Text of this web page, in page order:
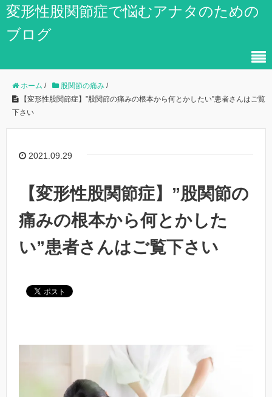
変形性股関節症で悩むアナタのための
ブログ
ホーム / 股関節の痛み /
【変形性股関節症】”股関節の痛みの根本から何とかしたい”患者さんはご覧
下さい
2021.09.29
【変形性股関節症】”股関節の
痛みの根本から何とかした
い”患者さんはご覧下さい